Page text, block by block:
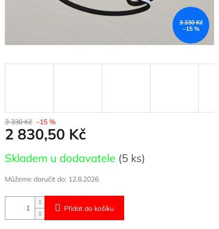
3 330 Kč
–15 %
3 330 Kč –15 %
2 830,50 Kč
cena:
Skladem u dodavatele (5 ks)
Můžeme doručit do: 12.8.2026
Přidat do košíku